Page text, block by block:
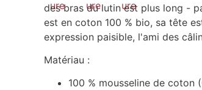
des bras du lutin est plus long -
est en coton 100 % bio, sa tête
expression paisible, l'ami des
Matériau :
100 % mousseline de coton